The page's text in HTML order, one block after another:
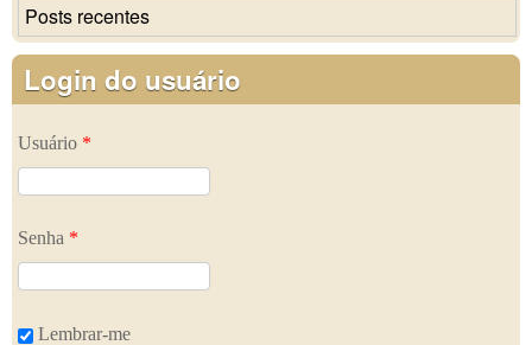
Posts recentes
Login do usuário
Usuário *
Senha *
Lembrar-me